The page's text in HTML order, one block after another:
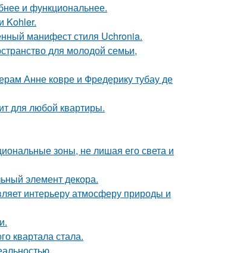
и функциональнее.
Kohler.
манифест стиля Uchronia.
для молодой семьи,
Анне ковре и Фредерику тубау де
для любой квартиры.
зоны, не лишая его света и
элемент декора.
интерьеру атмосферу природы и
квартала стала.